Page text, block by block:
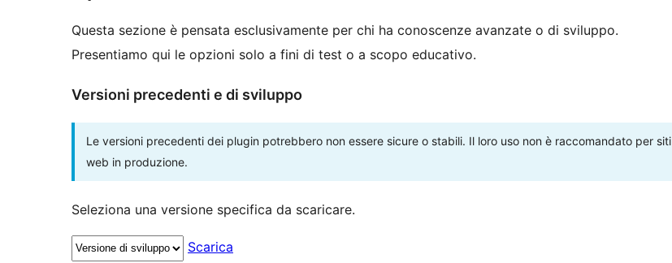
Questa sezione è pensata esclusivamente per chi ha conoscenze avanzate o di sviluppo.
Presentiamo qui le opzioni solo a fini di test o a scopo educativo.
Versioni precedenti e di sviluppo
Le versioni precedenti dei plugin potrebbero non essere sicure o stabili. Il loro uso non è raccomandato per siti
web in produzione.
Seleziona una versione specifica da scaricare.
Scarica